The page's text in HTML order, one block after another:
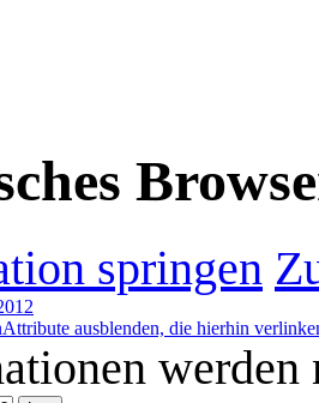
springen
Attribute ausblenden, die hierhin
werden